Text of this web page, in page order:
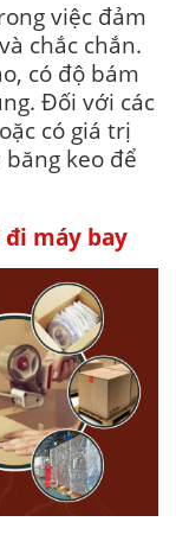
việc đảm
chắc chắn.
có độ bám
Đối với các
có giá trị
keo để
máy bay